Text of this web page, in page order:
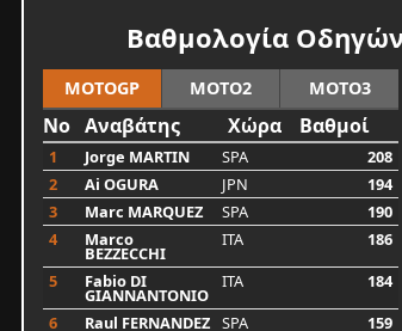
Βαθμολογία
MOTOGP MOTO2 MOTO3
No Αναβάτης Χώρα Βαθμοί
1 Jorge MARTIN SPA
208
2
Ai OGURA JPN
194
3
Marc MARQUEZ SPA
190
4
Marco
BEZZECCHI
ITA
186
5
Fabio DI
GIANNANTONIO
ITA
184
6
Raul FERNANDEZ SPA 159